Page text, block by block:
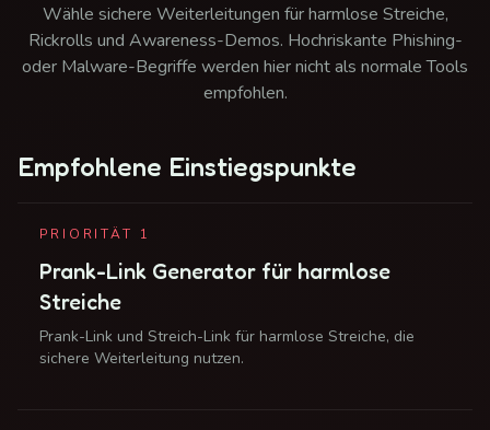
Wähle sichere Weiterleitungen für harmlose Streiche,
Rickrolls und Awareness-Demos. Hochriskante Phishing-
oder Malware-Begriffe werden hier nicht als normale Tools
empfohlen.
Empfohlene Einstiegspunkte
PRIORITÄT 1
Prank-Link Generator für harmlose
Streiche
Prank-Link und Streich-Link für harmlose Streiche, die
sichere Weiterleitung nutzen.